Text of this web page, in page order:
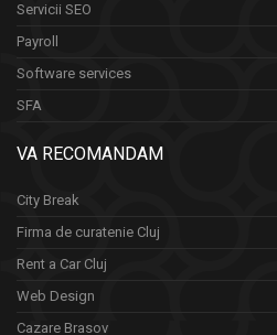
Servicii SEO
Payroll
Software services
SFA
VA RECOMANDAM
City Break
Firma de curatenie Cluj
Rent a Car Cluj
Web Design
Cazare Brasov